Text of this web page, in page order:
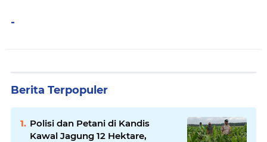
-
Berita Terpopuler
Polisi dan Petani di Kandis
Kawal Jagung 12 Hektare,